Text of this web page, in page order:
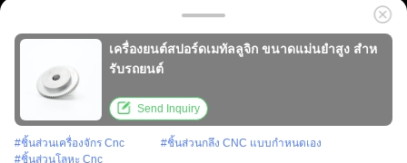
เครื่องยนต์สปอร์ดเมทัลลูจิก ขนาดแม่นยําสูง สําห
รับรถยนต์
Send Inquiry
#ชิ้นส่วนเครื่องจักร Cnc #ชิ้นส่วนกลึง CNC แบบกำหนดเอง
#ชิ้นส่วนโลหะ Cnc